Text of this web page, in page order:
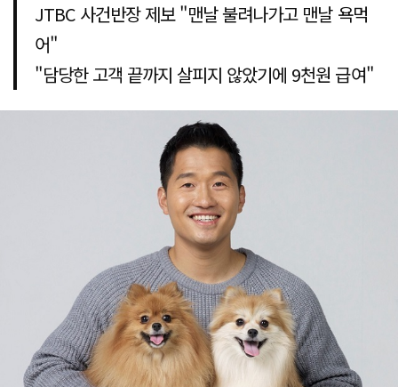
JTBC 사건반장 제보 "맨날 불려나가고 맨날 욕먹
어"
"담당한 고객 끝까지 살피지 않았기에 9천원 급여"